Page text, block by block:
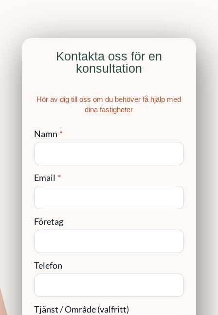
Kontakta oss för en
konsultation
Hör av dig till oss om du behöver få hjälp med
dina fastigheter
Namn *
Email *
Företag
Telefon
Tjänst / Område (valfritt)